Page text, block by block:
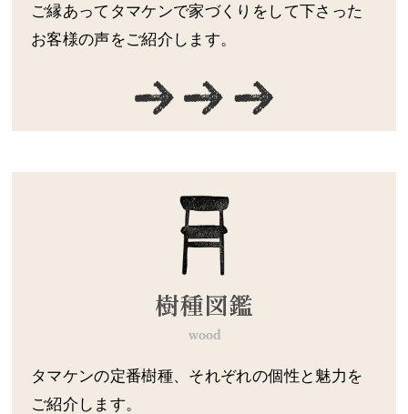
ご縁あってタマケンで家づくりをして下さった
お客様の声をご紹介します。
タマケンの定番樹種、それぞれの個性と魅力を
ご紹介します。